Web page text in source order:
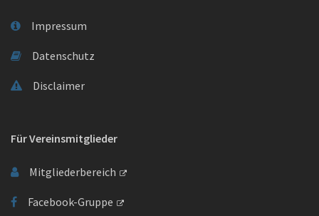
Impressum
Datenschutz
Disclaimer
Für Vereinsmitglieder
Mitgliederbereich
Facebook-Gruppe